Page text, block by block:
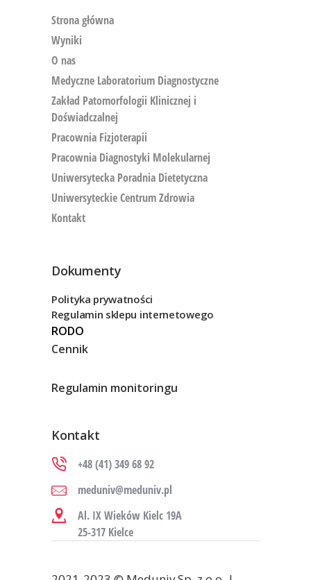
Strona główna
Wyniki
O nas
Medyczne Laboratorium Diagnostyczne
Zakład Patomorfologii Klinicznej i
Doświadczalnej
Pracownia Fizjoterapii
Pracownia Diagnostyki Molekularnej
Uniwersytecka Poradnia Dietetyczna
Uniwersyteckie Centrum Zdrowia
Kontakt
Dokumenty
Polityka prywatności
Regulamin sklepu internetowego
RODO
Cennik
Regulamin monitoringu
Kontakt
+48 (41) 349 68 92
meduniv@meduniv.pl
Al. IX Wieków Kielc 19A
25-317 Kielce